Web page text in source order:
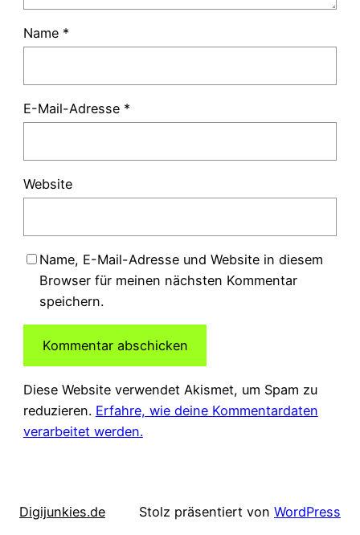
Name *
E-Mail-Adresse *
Website
Name, E-Mail-Adresse und Website in diesem
Browser für meinen nächsten Kommentar
speichern.
Diese Website verwendet Akismet, um Spam zu
reduzieren. Erfahre, wie deine Kommentardaten
verarbeitet werden.
Digijunkies.de Stolz präsentiert von WordPress